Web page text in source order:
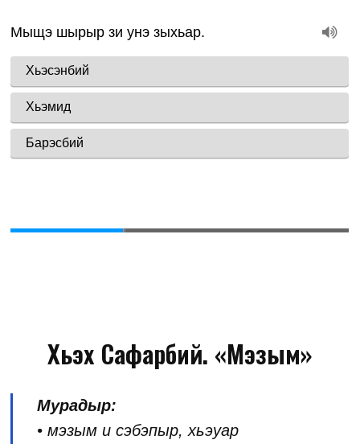
Хьэх Сафарбий. «Мэзым»
Мурадыр:
• мэзым и сэбэпыр, хьэуар